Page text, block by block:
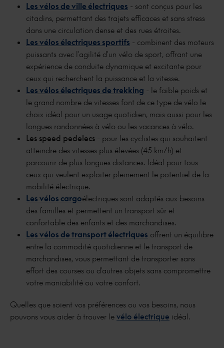
Les vélos de ville électriques - sont conçus pour les
citadins, permettant des trajets efficaces et sans stress
dans une circulation dense et des rues étroites.
Les vélos électriques sportifs - combinent des moteurs
puissants avec l'agilité d'un vélo de sport, offrant une
expérience de conduite dynamique et excitante pour
ceux qui recherchent la puissance et la vitesse.
Les vélos électriques de trekking - le faible poids et
le grand nombre de vitesses font de ce type de vélo le
choix idéal pour un usage quotidien, mais aussi pour les
longues randonnées à vélo ou les vacances à vélo.
Les speed pedelecs - pour les cyclistes qui souhaitent
atteindre des vitesses plus élevées (45 km/h) et
parcourir de plus longues distances. Idéal pour tous
ceux qui veulent exploiter pleinement le potentiel de la
mobilité électrique.
Les vélos cargoélectriques sont adaptés aux besoins
des familles et permettent un transport sûr et
confortable des enfants et des marchandises.
Les vélos de transport électriques offrent un équilibre
entre la commodité quotidienne et le transport de
marchandises, vous permettant de transporter sans
effort des courses ou d'autres objets sans compromettre
votre maniabilité ou votre confort.
Quelles que soient vos préférences ou vos besoins, nous
pouvons vous aider à trouver le vélo électrique idéal.